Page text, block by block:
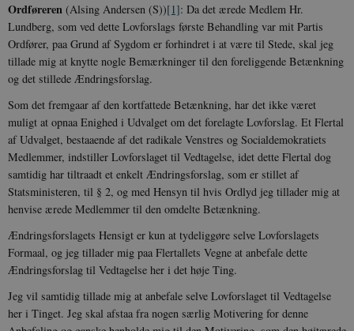
Ordføreren (Alsing Andersen (S))[1]: Da det ærede Medlem Hr.
Lundberg, som ved dette Lovforslags første Behandling var mit Partis
Ordfører, paa Grund af Sygdom er forhindret i at være til Stede, skal jeg
tillade mig at knytte nogle Bemærkninger til den foreliggende Betænkning
og det stillede Ændringsforslag.
Som det fremgaar af den kortfattede Betænkning, har det ikke været
muligt at opnaa Enighed i Udvalget om det forelagte Lovforslag. Et Flertal
af Udvalget, be­staaende af det radikale Venstres og So­cialdemokratiets
Medlemmer, indstiller Lov­forslaget til Vedtagelse, idet dette Flertal dog
samtidig har tiltraadt et enkelt Æn­dringsforslag, som er stillet af
Statsmini­steren, til § 2, og med Hensyn til hvis Ordlyd jeg tillader mig at
henvise ærede Medlemmer til den omdelte Betænkning.
Ændringsforslagets Hensigt er kun at tyde­liggøre selve Lovforslagets
Formaal, og jeg tillader mig paa Flertallets Vegne at an­befale dette
Ændringsforslag til Vedtagelse her i det høje Ting.
Jeg vil samtidig tillade mig at anbe­fale selve Lovforslaget til Vedtagelse
her i Tinget. Jeg skal afstaa fra nogen særlig Motivering for denne